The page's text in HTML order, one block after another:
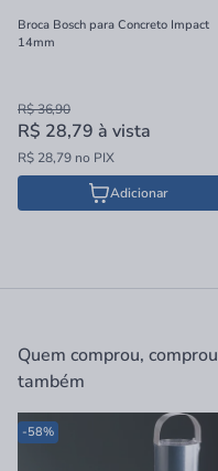
Broca Bosch para Concreto Impact
14mm
R$ 36,90
R$ 28,79 à vista
R$ 28,79 no PIX
Adicionar
Quem comprou, comprou
também
-58%